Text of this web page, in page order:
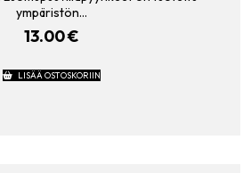
ympäristön…
13.00€
LISÄÄ OSTOSKORIIN